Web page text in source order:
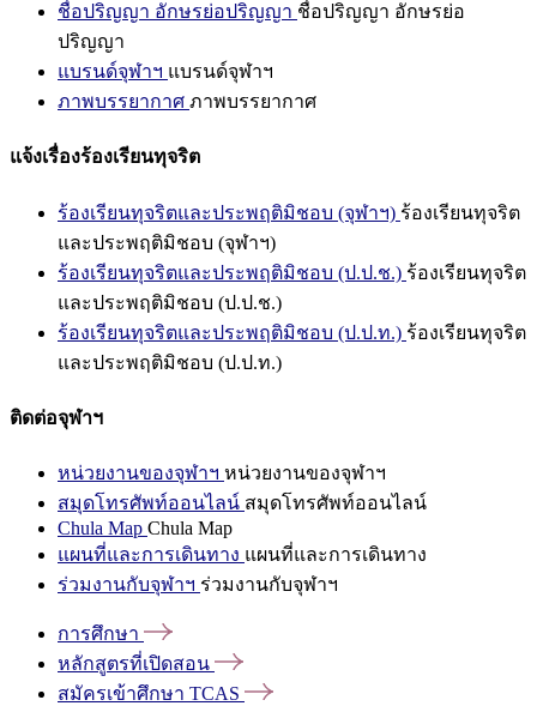
ชื่อปริญญา อักษรย่อปริญญา ชื่อปริญญา อักษรย่อ
ปริญญา
แบรนด์จุฬาฯ แบรนด์จุฬาฯ
ภาพบรรยากาศ ภาพบรรยากาศ
แจ้งเรื่องร้องเรียนทุจริต
ร้องเรียนทุจริตและประพฤติมิชอบ (จุฬาฯ) ร้องเรียนทุจริต
และประพฤติมิชอบ (จุฬาฯ)
ร้องเรียนทุจริตและประพฤติมิชอบ (ป.ป.ช.) ร้องเรียนทุจริต
และประพฤติมิชอบ (ป.ป.ช.)
ร้องเรียนทุจริตและประพฤติมิชอบ (ป.ป.ท.) ร้องเรียนทุจริต
และประพฤติมิชอบ (ป.ป.ท.)
ติดต่อจุฬาฯ
หน่วยงานของจุฬาฯ หน่วยงานของจุฬาฯ
สมุดโทรศัพท์ออนไลน์ สมุดโทรศัพท์ออนไลน์
Chula Map Chula Map
แผนที่และการเดินทาง แผนที่และการเดินทาง
ร่วมงานกับจุฬาฯ ร่วมงานกับจุฬาฯ
การศึกษา
หลักสูตรที่เปิดสอน
สมัครเข้าศึกษา TCAS